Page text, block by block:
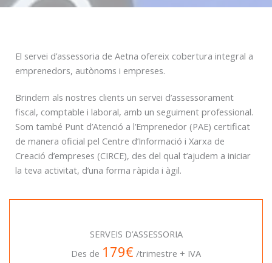
El servei d’assessoria de Aetna ofereix cobertura integral a
emprenedors, autònoms i empreses.
Brindem als nostres clients un servei d’assessorament
fiscal, comptable i laboral, amb un seguiment professional.
Som també Punt d’Atenció a l’Emprenedor (PAE) certificat
de manera oficial pel Centre d’Informació i Xarxa de
Creació d’empreses (CIRCE), des del qual t’ajudem a iniciar
la teva activitat, d’una forma ràpida i àgil.
SERVEIS D’ASSESSORIA
Des de 179€ /trimestre + IVA